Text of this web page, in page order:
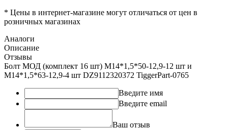
* Цены в интернет-магазине могут отличаться от цен в
розничных магазинах
Аналоги
Описание
Отзывы
Болт МОД (комплект 16 шт) M14*1,5*50-12,9-12 шт и
М14*1,5*63-12,9-4 шт DZ9112320372 TiggerPart-0765
Введите имя
Введите email
Ваш отзыв